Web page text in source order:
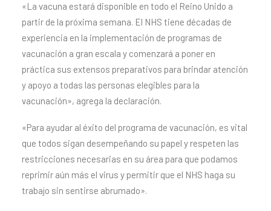
«La vacuna estará disponible en todo el Reino Unido a
partir de la próxima semana. El NHS tiene décadas de
experiencia en la implementación de programas de
vacunación a gran escala y comenzará a poner en
práctica sus extensos preparativos para brindar atención
y apoyo a todas las personas elegibles para la
vacunación», agrega la declaración.
«Para ayudar al éxito del programa de vacunación, es vital
que todos sigan desempeñando su papel y respeten las
restricciones necesarias en su área para que podamos
reprimir aún más el virus y permitir que el NHS haga su
trabajo sin sentirse abrumado».